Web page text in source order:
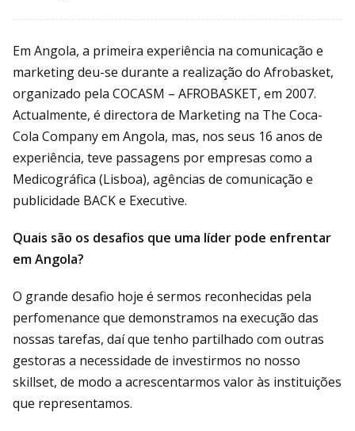
Em Angola, a primeira experiência na comunicação e
marketing deu-se durante a realização do Afrobasket,
organizado pela COCASM – AFROBASKET, em 2007.
Actualmente, é directora de Marketing na The Coca-
Cola Company em Angola, mas, nos seus 16 anos de
experiência, teve passagens por empresas como a
Medicográfica (Lisboa), agências de comunicação e
publicidade BACK e Executive.
Quais são os desafios que uma líder pode enfrentar
em Angola?
O grande desafio hoje é sermos reconhecidas pela
perfomenance que demonstramos na execução das
nossas tarefas, daí que tenho partilhado com outras
gestoras a necessidade de investirmos no nosso
skillset, de modo a acrescentarmos valor às instituições
que representamos.